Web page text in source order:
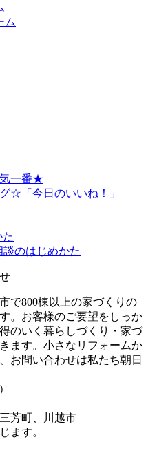
ム
一番★
☆「今日のいいね！」
談のはじめかた
で800棟以上の家づくりの
。お客様のご要望をしっか
のいく暮らしづくり・家づ
ます。小さなリフォームか
お問い合わせは私たち朝日
芳町、川越市
ます。